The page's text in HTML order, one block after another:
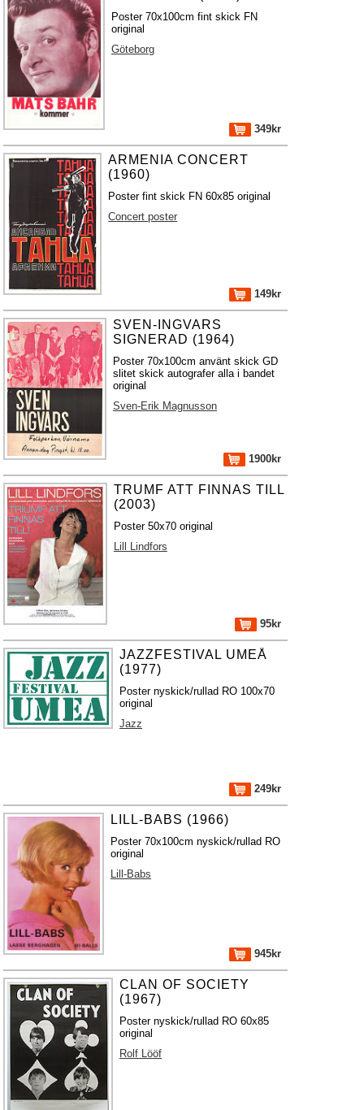
Poster 70x100cm fint skick FN
original
Göteborg
349kr
ARMENIA CONCERT
(1960)
Poster fint skick FN 60x85 original
Concert poster
149kr
SVEN-INGVARS
SIGNERAD (1964)
Poster 70x100cm använt skick GD
slitet skick autografer alla i bandet
original
Sven-Erik Magnusson
1900kr
TRUMF ATT FINNAS TILL
(2003)
Poster 50x70 original
Lill Lindfors
95kr
JAZZFESTIVAL UMEÅ
(1977)
Poster nyskick/rullad RO 100x70
original
Jazz
249kr
LILL-BABS (1966)
Poster 70x100cm nyskick/rullad RO
original
Lill-Babs
945kr
CLAN OF SOCIETY
(1967)
Poster nyskick/rullad RO 60x85
original
Rolf Lööf